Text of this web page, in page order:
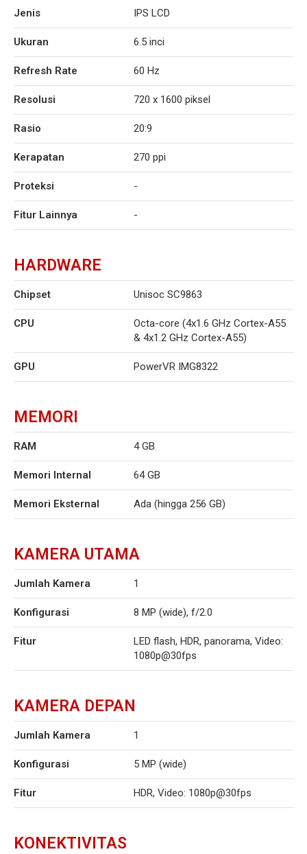
Jenis IPS LCD
Ukuran 6.5 inci
Refresh Rate 60 Hz
Resolusi 720 x 1600 piksel
Rasio 20:9
Kerapatan 270 ppi
Proteksi -
Fitur Lainnya -
HARDWARE
Chipset Unisoc SC9863
CPU
Octa-core (4x1.6 GHz Cortex-A55
& 4x1.2 GHz Cortex-A55)
GPU PowerVR IMG8322
MEMORI
RAM 4 GB
Memori Internal 64 GB
Memori Eksternal Ada (hingga 256 GB)
KAMERA UTAMA
Jumlah Kamera 1
Konfigurasi 8 MP (wide), f/2.0
Fitur
LED flash, HDR, panorama, Video:
1080p@30fps
KAMERA DEPAN
Jumlah Kamera 1
Konfigurasi 5 MP (wide)
Fitur HDR, Video: 1080p@30fps
KONEKTIVITAS